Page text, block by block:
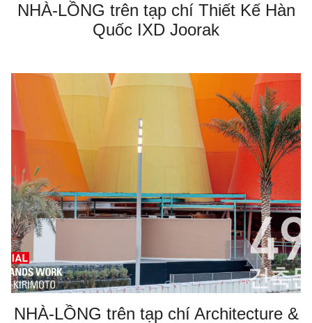
NHÀ-LỒNG trên tạp chí Thiết Kế Hàn
Quốc IXD Joorak
NHÀ-LỒNG trên tạp chí Architecture &